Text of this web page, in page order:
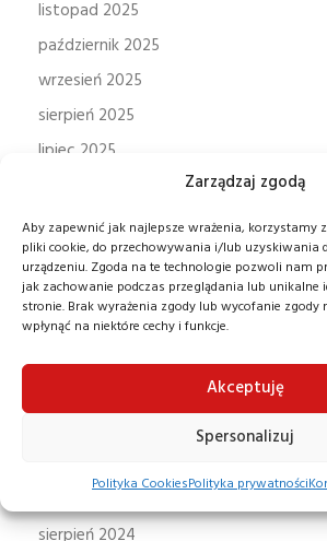
Zarządzaj zgodą
Aby zapewnić jak najlepsze wrażenia, korzystamy
pliki cookie, do przechowywania i/lub uzyskiwania
urządzeniu. Zgoda na te technologie pozwoli nam
jak zachowanie podczas przeglądania lub unikalne
stronie. Brak wyrażenia zgody lub wycofanie zgody
wpłynąć na niektóre cechy i funkcje.
Akceptuję
Spersonalizuj
Polityka CookiesPolityka prywatności
listopad 2025
październik 2025
wrzesień 2025
sierpień 2025
lipiec 2025
maj 2025
kwiecień 2025
marzec 2025
luty 2025
styczeń 2025
sierpień 2024